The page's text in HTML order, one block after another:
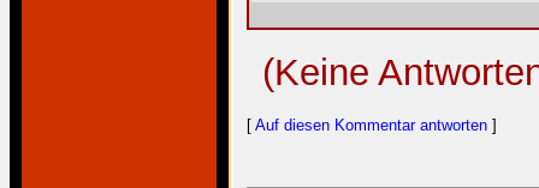
(Keine
[ Auf diesen Kommentar antworten ]